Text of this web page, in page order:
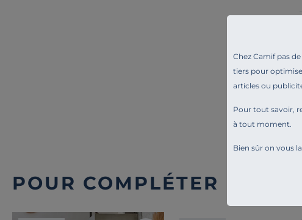
Chez Camif pas
tiers pour
articles ou
Pour tout savoir,
à tout moment.
Bien sûr on vous
POUR COMPLÉTER